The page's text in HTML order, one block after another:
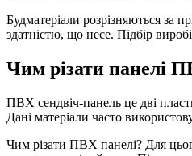
Будматеріали розрізняються за
здатністю, що несе. Підбір
Чим різати панелі
ПВХ сендвіч-панель це дві
Дані матеріали часто
Чим різати ПВХ панелі? Для